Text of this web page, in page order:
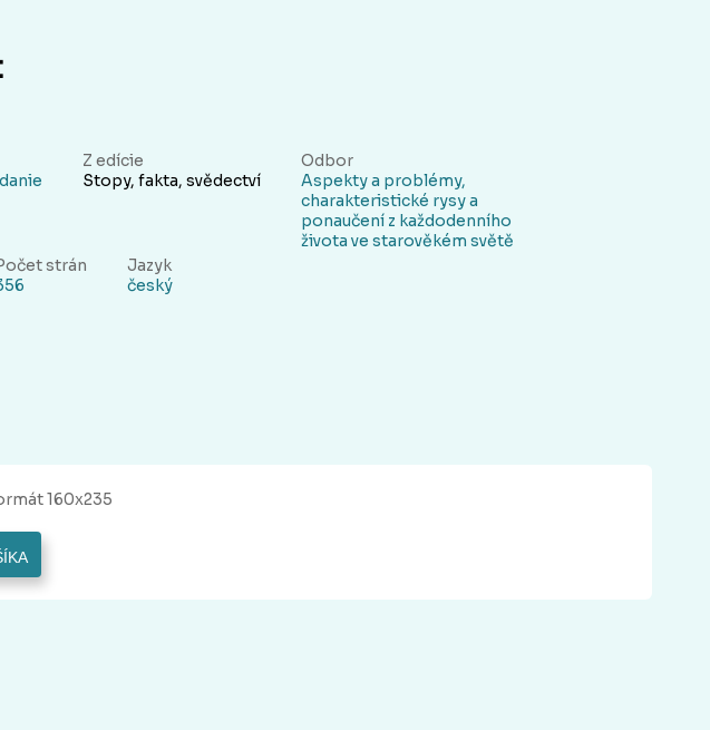
Z edície
Stopy, fakta, svědectví
Odbor
Aspekty a problémy,
charakteristické rysy a
ponaučení z každodenního
života ve starověkém světě
strán
Jazyk
český
160x235